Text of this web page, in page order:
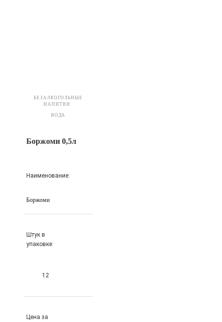
БЕЗАЛКОГОЛЬНЫЕ
НАПИТКИ
ВОДА
Боржоми 0,5л
Наименование:
Боржоми
Штук в
упаковке:
12
Цена за